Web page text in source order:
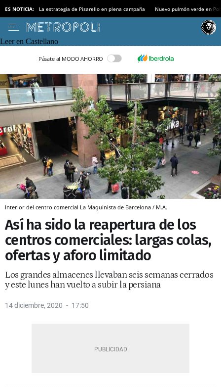
ES NOTICIA: La estrategia de Pisarello en plena campaña Nuevo pulmón verde en
Leer en Castellano
Pásate al MODO AHORRO
Interior del centro comercial La Maquinista de Barcelona / M.A.
Así ha sido la reapertura de los
centros comerciales: largas colas,
ofertas y aforo limitado
Los grandes almacenes llevaban seis semanas cerrados
y este lunes han vuelto a subir la persiana
14 diciembre, 2020 17:50